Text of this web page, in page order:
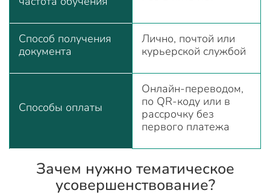
Способ получения
документа
Лично, почтой или
курьерской службой
Способы оплаты
Онлайн-переводом,
по QR-коду или в
рассрочку без
первого платежа
Зачем нужно тематическое
усовершенствование?